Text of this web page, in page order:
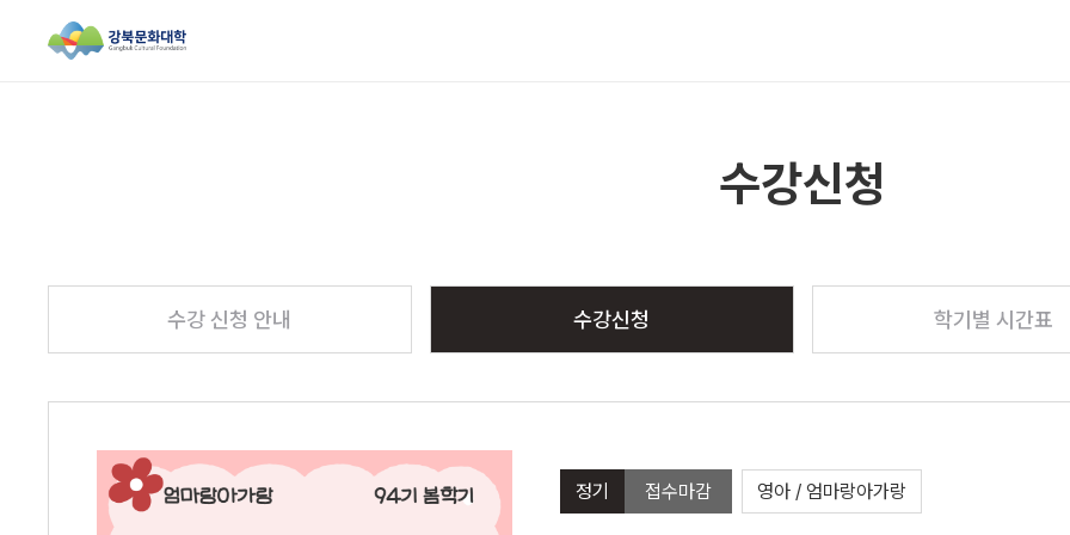
수강신청
수강 신청 안내 수강신청 학기별 시간표
정기 접수마감 영아 / 엄마랑아가랑